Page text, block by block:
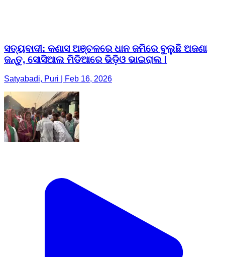
ସତ୍ୟବାଦୀ: କଣାସ ଅଞ୍ଚଳରେ ଧାନ ଜମିରେ ବୁଲୁଛି ଅଜଣା
ଜନ୍ତୁ, ସୋସିଆଲ ମିଡିଆରେ ଭିଡ଼ିଓ ଭାଇରାଲ l
Satyabadi, Puri | Feb 16, 2026